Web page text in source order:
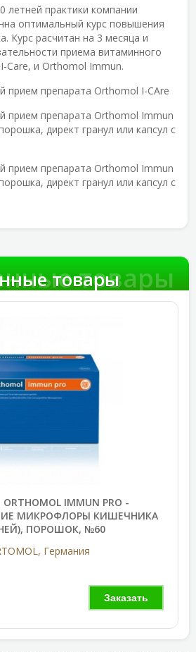
летней практики компании
оптимальный курс повышения
Курс расчитан на 3 месяца и
приема витаминного
Care, и Orthomol Immun.
прием препарата Orthomol I-CAre
прием препарата Orthomol Immun
директ гранул или капсул с
прием препарата Orthomol Immun
директ гранул или капсул с
товары
товары
IMMUN PRO -
МИКРОФЛОРЫ КИШЕЧНИКА
ПОРОШОК, №60
Германия
Заказать